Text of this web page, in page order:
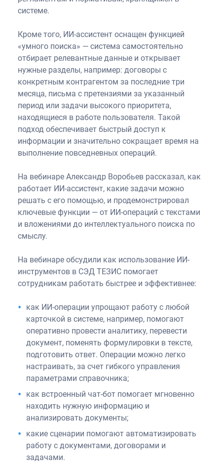
системе.
Кроме того, ИИ-ассистент оснащен функцией
«умного поиска» — система самостоятельно
отбирает релевантные данные и открывает
нужные разделы, например: договоры с
конкретным контрагентом за последние три
месяца, письма с претензиями за указанный
период или задачи высокого приоритета,
находящиеся в работе пользователя. Такой
подход обеспечивает быстрый доступ к
информации и значительно сокращает время на
выполнение повседневных операций.
На вебинаре Александр Воробьев рассказал, как
работает ИИ-ассистент, какие задачи можно
решать с его помощью, и продемонстрировал
ключевые функции — от ИИ-операций с текстами
и вложениями до интеллектуального поиска по
смыслу.
На вебинаре обсудили как использование ИИ-
инструментов в СЭД ТЕЗИС помогает
сотрудникам работать быстрее и эффективнее:
как ИИ-операции упрощают работу с любой
карточкой в системе, например, помогают
оперативно провести аналитику, перевести
документ, поменять формулировки в тексте,
подготовить ответ. Операции можно легко
настраивать, за счет гибкого управления
параметрами справочника;
как встроенный чат-бот помогает мгновенно
находить нужную информацию и
анализировать документы;
какие сценарии помогают автоматизировать
работу с документами, договорами и
задачами.